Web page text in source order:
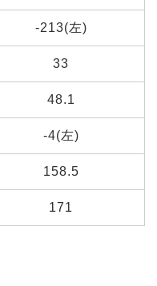
-213(左)
33
48.1
-4(左)
158.5
171